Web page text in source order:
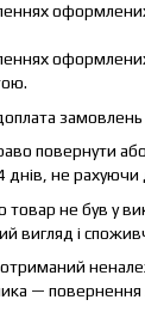
замовлень
повернути
не рахуючи
не був у
вигляд і
— повернення